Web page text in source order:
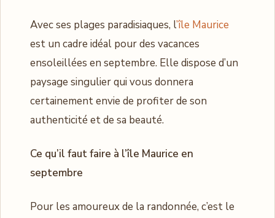
Avec ses plages paradisiaques, l’île Maurice
est un cadre idéal pour des vacances
ensoleillées en septembre. Elle dispose d’un
paysage singulier qui vous donnera
certainement envie de profiter de son
authenticité et de sa beauté.
Ce qu’il faut faire à l’île Maurice en
septembre
Pour les amoureux de la randonnée, c’est le